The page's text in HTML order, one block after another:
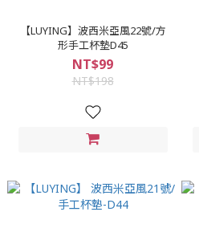
【LUYING】波西米亞風22號/方
形手工杯墊D45
NT$99
NT$198